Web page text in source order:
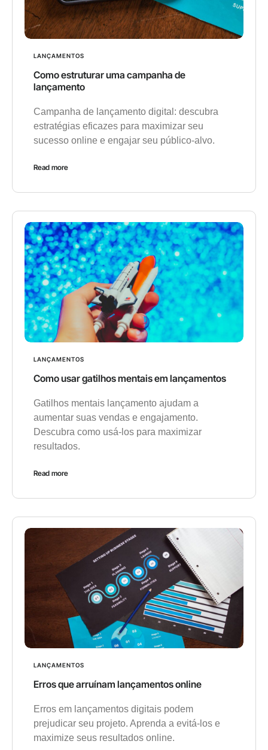
LANÇAMENTOS
Como estruturar uma campanha de
lançamento
Campanha de lançamento digital: descubra
estratégias eficazes para maximizar seu
sucesso online e engajar seu público-alvo.
Read more
LANÇAMENTOS
Como usar gatilhos mentais em lançamentos
Gatilhos mentais lançamento ajudam a
aumentar suas vendas e engajamento.
Descubra como usá-los para maximizar
resultados.
Read more
LANÇAMENTOS
Erros que arruínam lançamentos online
Erros em lançamentos digitais podem
prejudicar seu projeto. Aprenda a evitá-los e
maximize seus resultados online.